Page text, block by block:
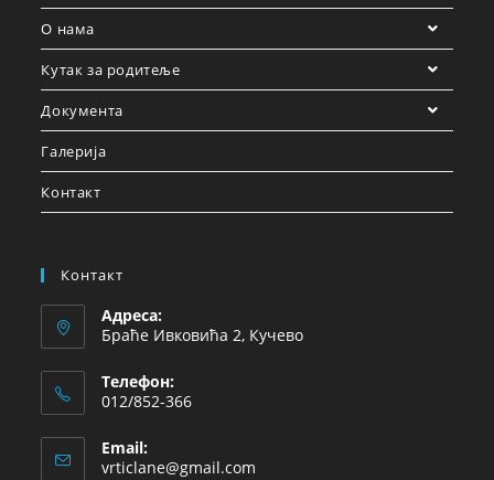
О нама
Кутак за родитеље
Документа
Галерија
Контакт
Контакт
Адреса:
Браће Ивковића 2, Кучево
Телефон:
012/852-366
Email:
vrticlane@gmail.com